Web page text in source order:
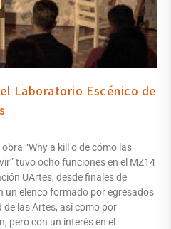
Laboratorio Escénico de
“Why a kill o de cómo las
tuvo ocho funciones en el MZ14
UArtes, desde finales de
un elenco formado por egresados
las Artes, así como por
pero con un interés en el